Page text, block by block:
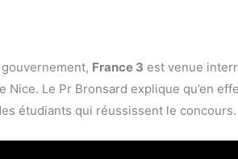
France 3 est venue
Nice. Le Pr Bronsard explique qu’en
étudiants qui réussissent le concours.